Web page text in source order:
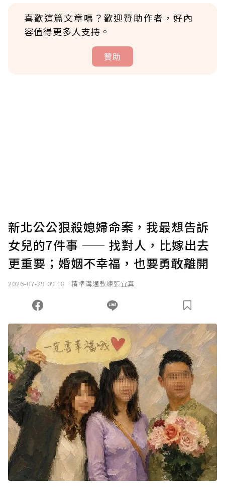
喜歡這篇文章嗎？歡迎贊助作者，好內
容值得更多人支持。
贊助
確認送出
您當前剩餘 U 利點數：0點；前往 購買點數
新北公公狠殺媳婦命案，我最想告訴
女兒的7件事 —— 找對人，比嫁出去
更重要；婚姻不幸福，也要勇敢離開
2026-07-29 09:18 精準溝通教練張宜真